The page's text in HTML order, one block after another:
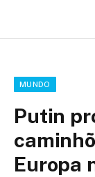
MUNDO
Putin
Europa